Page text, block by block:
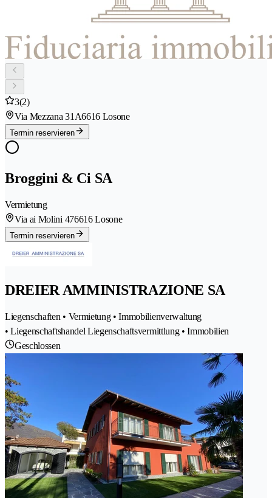
3(2)
Via Mezzana 31A6616 Losone
Termin reservieren
Broggini & Ci SA
Vermietung
Via ai Molini 476616 Losone
Termin reservieren
DREIER AMMINISTRAZIONE SA
Liegenschaften • Vermietung • Immobilienverwaltung
• Liegenschaftshandel Liegenschaftsvermittlung • Immobilien
Geschlossen